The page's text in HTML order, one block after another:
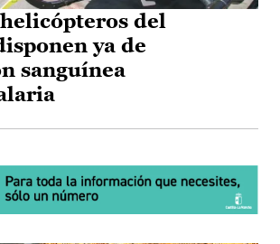
del
ya de
sanguínea